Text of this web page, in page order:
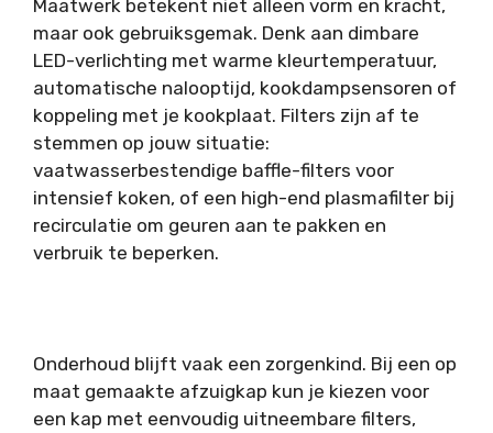
Maatwerk betekent niet alleen vorm en kracht,
maar ook gebruiksgemak. Denk aan dimbare
LED-verlichting met warme kleurtemperatuur,
automatische nalooptijd, kookdampsensoren of
koppeling met je kookplaat. Filters zijn af te
stemmen op jouw situatie:
vaatwasserbestendige baffle-filters voor
intensief koken, of een high-end plasmafilter bij
recirculatie om geuren aan te pakken en
verbruik te beperken.
Onderhoud blijft vaak een zorgenkind. Bij een op
maat gemaakte afzuigkap kun je kiezen voor
een kap met eenvoudig uitneembare filters,